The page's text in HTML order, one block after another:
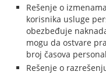
Rešenje o
korisnika usluge
obezbeđuje
mogu da ostvare
broj časova
Rešenje o